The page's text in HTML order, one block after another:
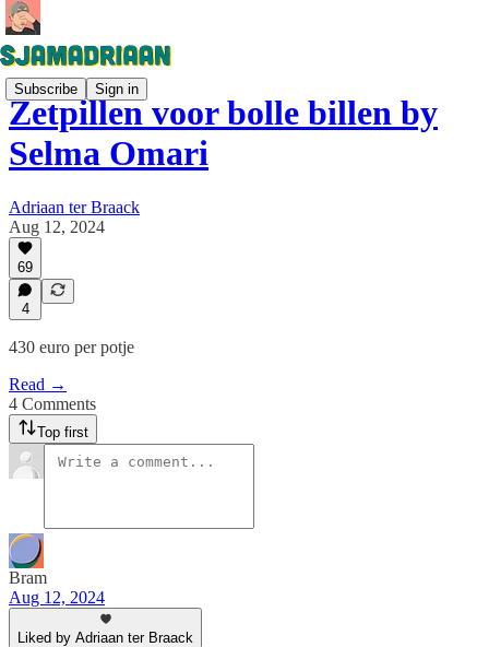
Subscribe Sign in
Zetpillen voor bolle billen by
Selma Omari
Adriaan ter Braack
Aug 12, 2024
69
4
430 euro per potje
Read →
4 Comments
Top first
Bram
Aug 12, 2024
Liked by Adriaan ter Braack